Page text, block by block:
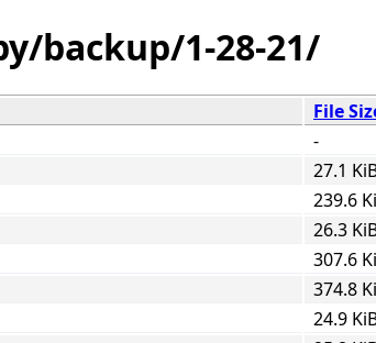
backup/1-28-21/
File
-
27.1
239.6
26.3
307.6
374.8
24.9